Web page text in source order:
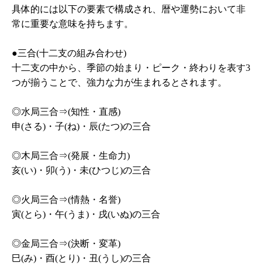
具体的には以下の要素で構成され、暦や運勢において非
常に重要な意味を持ちます。
●三合(十二支の組み合わせ)
十二支の中から、季節の始まり・ピーク・終わりを表す3
つが揃うことで、強力な力が生まれるとされます。
◎水局三合⇒(知性・直感)
申(さる)・子(ね)・辰(たつ)の三合
◎木局三合⇒(発展・生命力)
亥(い)・卯(う)・未(ひつじ)の三合
◎火局三合⇒(情熱・名誉)
寅(とら)・午(うま)・戌(いぬ)の三合
◎金局三合⇒(決断・変革)
巳(み)・酉(とり)・丑(うし)の三合